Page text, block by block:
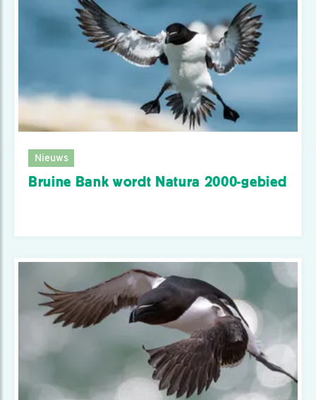
Nieuws
Bruine Bank wordt Natura 2000-gebied